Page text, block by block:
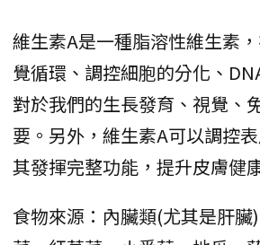
維生素A是一種脂溶性維生素
覺循環、調控細胞的分化、
對於我們的生長發育、視覺、
要。另外，維生素A可以調控
其發揮完整功能，提升皮膚健
食物來源：內臟類(尤其是肝